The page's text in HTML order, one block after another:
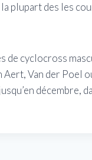
plupart des les
de cyclocross
Van der Poel
décembre,